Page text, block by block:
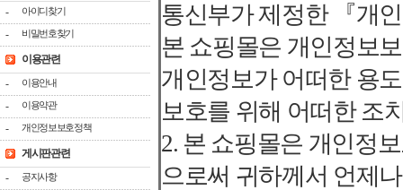
-
아이디찾기
- 비밀번호찾기
이용관련
-
이용안내
- 이용약관
- 개인정보보호정책
게시판관련
-
공지사항
통신부가 제정한 『개
본 쇼핑몰은 개인정보
개인정보가 어떠한 용
보호를 위해 어떠한 조
2. 본 쇼핑몰은 개인정
으로써 귀하께서 언제